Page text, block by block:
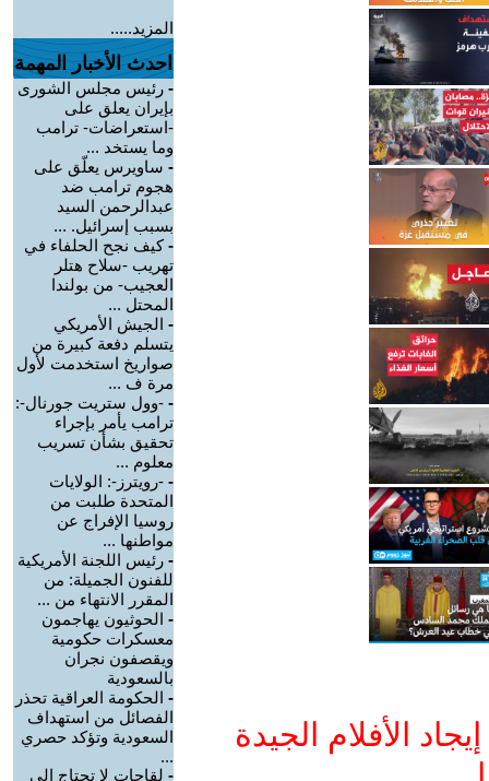
الأفلام الجيدة
المزيد.....
احدث الأخبار المهمة
- رئيس مجلس الشورى
بإيران يعلق على
-استعراضات- ترامب
وما يستخد ...
- ساويرس يعلّق على
هجوم ترامب ضد
عبدالرحمن السيد
بسبب إسرائيل. ...
-كيف نجح الحلفاء في
تهريب -سلاح هتلر
العجيب- من بولندا
المحتل ...
- الجيش الأمريكي
يتسلم دفعة كبيرة من
صواريخ استخدمت لأول
مرة ف ...
- -وول ستريت جورنال-:
ترامب يأمر بإجراء
تحقيق بشأن تسريب
معلوم ...
- -رويترز-: الولايات
المتحدة طلبت من
روسيا الإفراج عن
مواطنها ...
- رئيس اللجنة الأمريكية
للفنون الجميلة: من
المقرر الانتهاء من ...
- الحوثيون يهاجمون
معسكرات حكومية
ويقصفون نجران
بالسعودية
- الحكومة العراقية تحذر
الفصائل من استهداف
السعودية وتؤكد حصري
...
- لقاحات لا تحتاج إلى